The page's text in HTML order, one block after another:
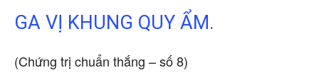
GA VỊ KHUNG QUY ẨM.
(Chứng trị chuẩn thắng – số 8)